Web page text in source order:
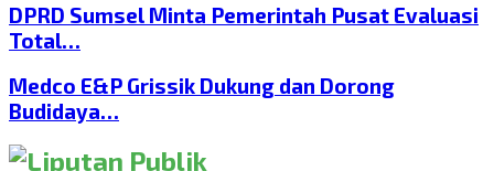
DPRD Sumsel Minta Pemerintah Pusat Evaluasi
Total…
Medco E&P Grissik Dukung dan Dorong
Budidaya…